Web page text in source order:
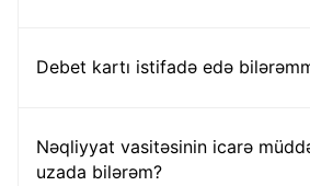
Debet kartı istifadə edə
Nəqliyyat vasitəsinin icarə
uzada bilərəm?